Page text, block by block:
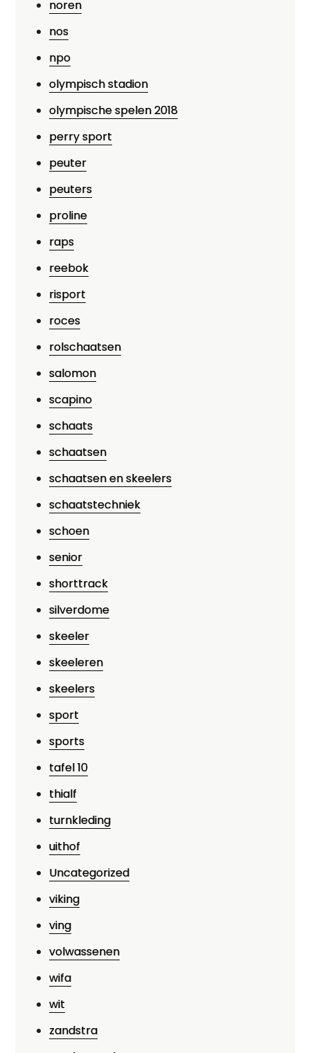
noren
nos
npo
olympisch stadion
olympische spelen 2018
perry sport
peuter
peuters
proline
raps
reebok
risport
roces
rolschaatsen
salomon
scapino
schaats
schaatsen
schaatsen en skeelers
schaatstechniek
schoen
senior
shorttrack
silverdome
skeeler
skeeleren
skeelers
sport
sports
tafel 10
thialf
turnkleding
uithof
Uncategorized
viking
ving
volwassenen
wifa
wit
zandstra